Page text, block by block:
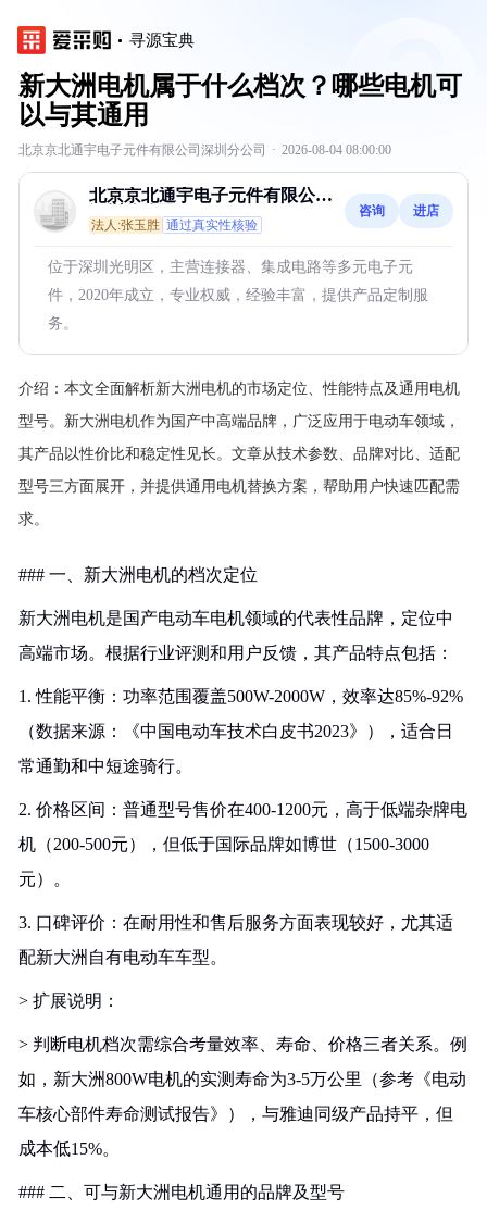
寻源宝典
新大洲电机属于什么档次？哪些电机可
以与其通用
北京京北通宇电子元件有限公司深圳分公司 · 2026-08-04 08:00:00
北京京北通宇电子元件有限公司
深圳分公司
法人:张玉胜 通过真实性核验
咨询 进店
位于深圳光明区，主营连接器、集成电路等多元电子元
件，2020年成立，专业权威，经验丰富，提供产品定制服
务。
介绍： 本文全面解析新大洲电机的市场定位、性能特点及通用电机
型号。新大洲电机作为国产中高端品牌，广泛应用于电动车领域，
其产品以性价比和稳定性见长。文章从技术参数、品牌对比、适配
型号三方面展开，并提供通用电机替换方案，帮助用户快速匹配需
求。
### 一、新大洲电机的档次定位
新大洲电机是国产电动车电机领域的代表性品牌，定位中
高端市场。根据行业评测和用户反馈，其产品特点包括：
1. 性能平衡：功率范围覆盖500W-2000W，效率达85%-92%
（数据来源：《中国电动车技术白皮书2023》），适合日
常通勤和中短途骑行。
2. 价格区间：普通型号售价在400-1200元，高于低端杂牌电
机（200-500元），但低于国际品牌如博世（1500-3000
元）。
3. 口碑评价：在耐用性和售后服务方面表现较好，尤其适
配新大洲自有电动车车型。
> 扩展说明：
> 判断电机档次需综合考量效率、寿命、价格三者关系。例
如，新大洲800W电机的实测寿命为3-5万公里（参考《电动
车核心部件寿命测试报告》），与雅迪同级产品持平，但
成本低15%。
### 二、可与新大洲电机通用的品牌及型号